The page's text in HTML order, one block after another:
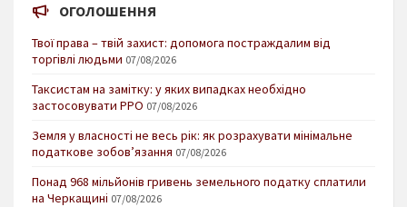
ОГОЛОШЕННЯ
Твої права – твій захист: допомога постраждалим від
торгівлі людьми 07/08/2026
Таксистам на замітку: у яких випадках необхідно
застосовувати РРО 07/08/2026
Земля у власності не весь рік: як розрахувати мінімальне
податкове зобов’язання 07/08/2026
Понад 968 мільйонів гривень земельного податку сплатили
на Черкащині 07/08/2026